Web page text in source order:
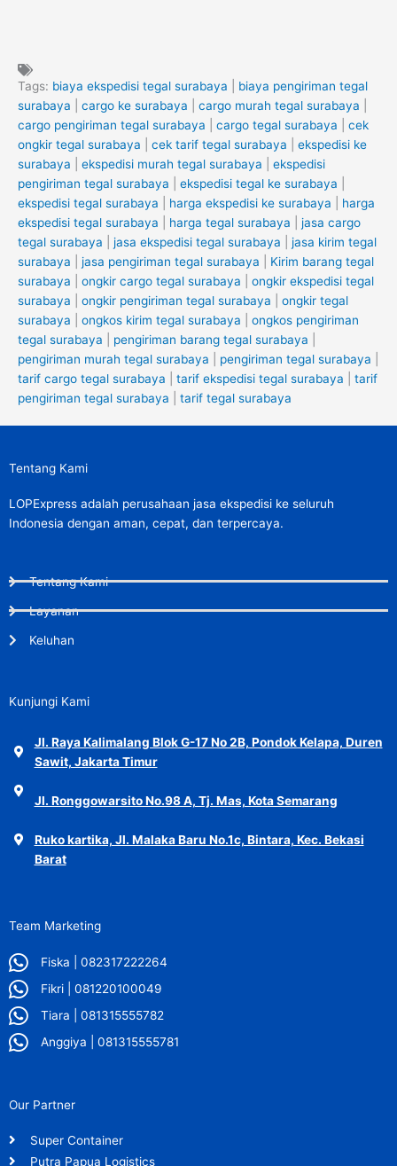
Tags: biaya ekspedisi tegal surabaya
biaya pengiriman tegal
surabaya
cargo ke surabaya cargo murah tegal surabaya
cargo pengiriman tegal surabaya
cargo tegal surabaya
cek
ongkir tegal surabaya
cek tarif tegal surabaya
ekspedisi ke
surabaya
ekspedisi murah tegal surabaya
ekspedisi
pengiriman tegal surabaya
ekspedisi tegal ke surabaya
ekspedisi tegal surabaya
harga ekspedisi ke surabaya
harga
ekspedisi tegal surabaya
harga tegal surabaya
jasa cargo
tegal surabaya
jasa ekspedisi tegal surabaya
jasa kirim tegal
surabaya
jasa pengiriman tegal surabaya
Kirim barang tegal
surabaya
ongkir cargo tegal surabaya
ongkir ekspedisi tegal
surabaya
ongkir pengiriman tegal surabaya
ongkir tegal
surabaya
ongkos kirim tegal surabaya
ongkos pengiriman
tegal surabaya
pengiriman barang tegal surabaya
pengiriman murah tegal surabaya
pengiriman tegal surabaya
tarif cargo tegal surabaya
tarif ekspedisi tegal surabaya
tarif
pengiriman tegal surabaya
tarif tegal surabaya
Tentang Kami
LOPExpress adalah perusahaan jasa ekspedisi ke seluruh
Indonesia dengan aman, cepat, dan terpercaya.
Tentang Kami
Layanan
Keluhan
Kunjungi Kami
Jl. Raya Kalimalang Blok G-17 No 2B, Pondok Kelapa, Duren
Sawit, Jakarta Timur
Jl. Ronggowarsito No.98 A, Tj. Mas, Kota Semarang
Ruko kartika, Jl. Malaka Baru No.1c, Bintara, Kec. Bekasi
Barat
Team Marketing
Fiska | 082317222264
Fikri | 081220100049
Tiara | 081315555782
Anggiya | 081315555781
Our Partner
Super Container
Putra Papua Logistics